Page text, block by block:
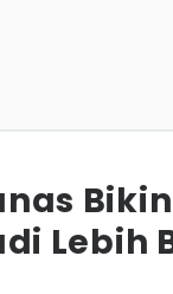
Bikin
Lebih